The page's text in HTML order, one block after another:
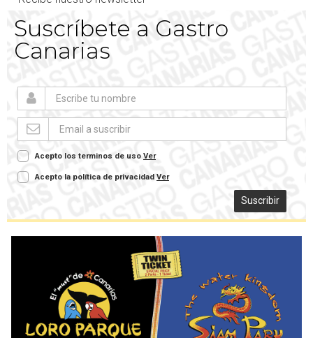
Suscríbete a Gastro
Canarias
Acepto los terminos de uso Ver
Acepto la política de privacidad Ver
Suscribir